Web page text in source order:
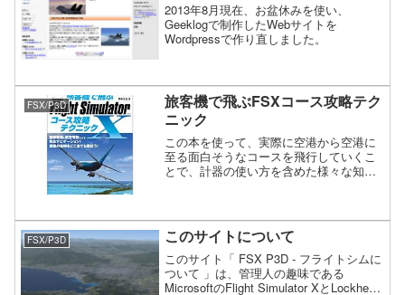
2013年8月現在、お盆休みを使い、
Geeklogで制作したWebサイトを
Wordpressで作り直しました。
FSX/P3D
旅客機で飛ぶFSXコース攻略テク
ニック
この本を使って、実際に空港から空港に
至る面白そうなコースを飛行していくこ
とで、計器の使い方を含めた様々な知識
FSX/P3D このサイトについて
このサイト「 FSX P3D - フライトシムに
ついて 」は、管理人の趣味である
MicrosoftのFlight Simulator XとLockheed